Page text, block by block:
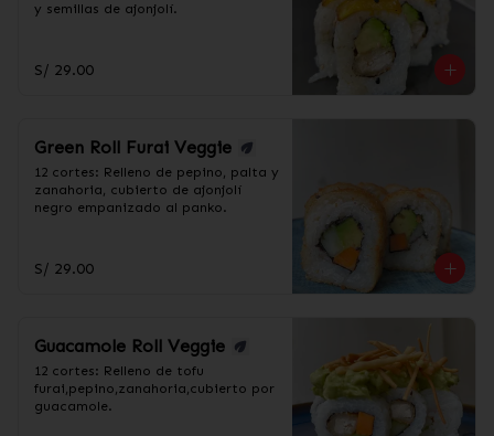
y semillas de ajonjolí.
S/ 29.00
Green Roll Furai Veggie
12 cortes: Relleno de pepino, palta y
zanahoria, cubierto de ajonjolí
negro empanizado al panko.
S/ 29.00
Guacamole Roll Veggie
12 cortes: Relleno de tofu
furai,pepino,zanahoria,cubierto por
guacamole.